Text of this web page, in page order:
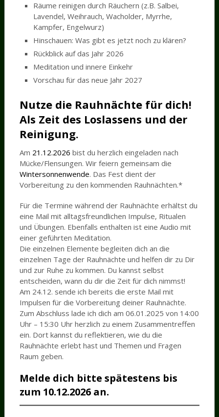
Räume reinigen durch Räuchern (z.B. Salbei,
Lavendel, Weihrauch, Wacholder, Myrrhe,
Kampfer, Engelwurz)
Hinschauen: Was gibt es jetzt noch zu klären?
Rückblick auf das Jahr 2026
Meditation und innere Einkehr
Vorschau für das neue Jahr 2027
Nutze die Rauhnächtefür dich!
Als Zeit des Loslassens und der
Reinigung.
Am 21.12.2026 bist du herzlich eingeladen nach
Mücke/Flensungen. Wir feiern gemeinsam die
Wintersonnenwende. Das Fest dient der
Vorbereitung zu den kommenden Rauhnächten.*
Für die Termine während der Rauhnächte erhältst du
eine Mail mit alltagsfreundlichen Impulse, Ritualen
und Übungen. Ebenfalls enthalten ist eine Audio mit
einer geführten Meditation.
Die einzelnen Elemente begleiten dich an die
einzelnen Tage der Rauhnächte und helfen dir zu Dir
und zur Ruhe zu kommen. Du kannst selbst
entscheiden, wann du dir die Zeit für dich nimmst!
Am 24.12. sende ich bereits die erste Mail mit
Impulsen für die Vorbereitung deiner Rauhnächte.
Zum Abschluss lade ich dich am 06.01.2025 von 14:00
Uhr – 15:30 Uhr herzlich zu einem Zusammentreffen
ein. Dort kannst du reflektieren, wie du die
Rauhnächte erlebt hast und Themen und Fragen
Raum geben.
Melde dich bitte spätestens bis
zum 10.12.2026 an.